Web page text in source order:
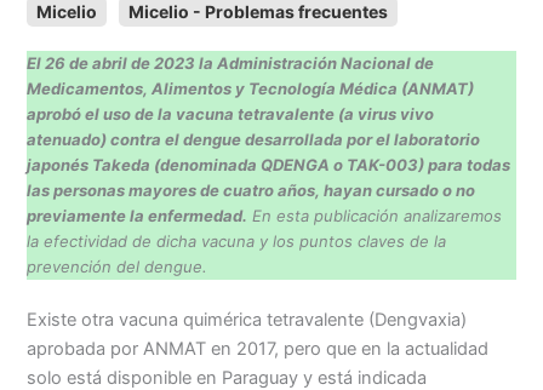
c
e
b
o
o
k
a
i
a
t
s
A
p
p
p
y
L
i
n
k
i
n
t
m
p
a
r
t
i
r
Micelio Micelio - Problemas frecuentes
El 26 de abril de 2023 la Administración Nacional de
Medicamentos, Alimentos y Tecnología Médica (ANMAT)
aprobó el uso de la vacuna tetravalente (a virus vivo
atenuado) contra el dengue desarrollada por el laboratorio
japonés Takeda (denominada QDENGA o TAK-003) para todas
las personas mayores de cuatro años, hayan cursado o no
previamente la enfermedad. En esta publicación analizaremos
la efectividad de dicha vacuna y los puntos claves de la
prevención del dengue.
Existe otra vacuna quimérica tetravalente (Dengvaxia)
aprobada por ANMAT en 2017, pero que en la actualidad
solo está disponible en Paraguay y está indicada